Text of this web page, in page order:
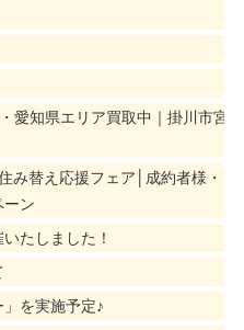
愛知県エリア買取中｜掛川市宮
み替え応援フェア│成約者様・
ーン
たしました！
」を実施予定♪